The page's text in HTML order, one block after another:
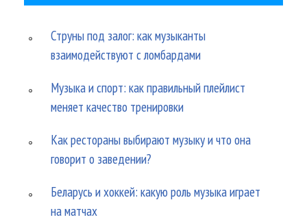
Струны под залог: как музыканты
взаимодействуют с ломбардами
Музыка и спорт: как правильный плейлист
меняет качество тренировки
Как рестораны выбирают музыку и что она
говорит о заведении?
Беларусь и хоккей: какую роль музыка играет
на матчах